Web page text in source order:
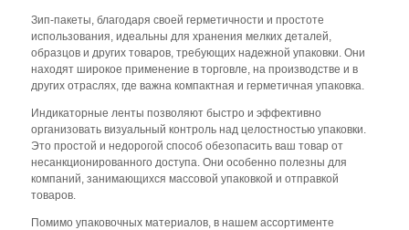
Зип-пакеты, благодаря своей герметичности и простоте
использования, идеальны для хранения мелких деталей,
образцов и других товаров, требующих надежной упаковки. Они
находят широкое применение в торговле, на производстве и в
других отраслях, где важна компактная и герметичная упаковка.
Индикаторные ленты позволяют быстро и эффективно
организовать визуальный контроль над целостностью упаковки.
Это простой и недорогой способ обезопасить ваш товар от
несанкционированного доступа. Они особенно полезны для
компаний, занимающихся массовой упаковкой и отправкой
товаров.
Помимо упаковочных материалов, в нашем ассортименте